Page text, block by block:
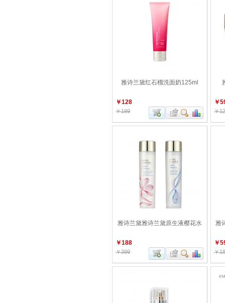
雅诗兰黛红石榴洗面奶125ml
￥128
￥199
￥
￥
雅诗兰黛雅诗兰黛原生液樱花水
￥188
￥399
雅
￥
￥